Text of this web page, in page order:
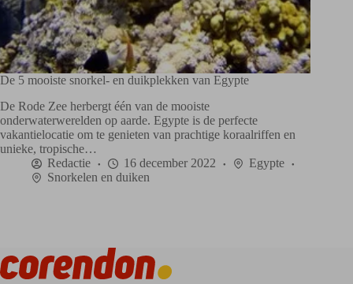
De 5 mooiste snorkel- en duikplekken van Egypte
De Rode Zee herbergt één van de mooiste
onderwaterwerelden op aarde. Egypte is de perfecte
vakantielocatie om te genieten van prachtige koraalriffen en
unieke, tropische…
Redactie
16 december 2022
Egypte
Snorkelen en duiken